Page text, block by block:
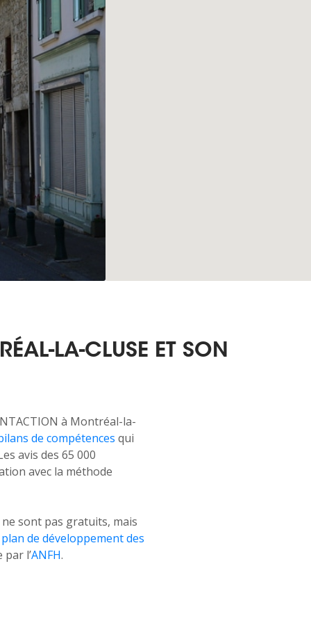
LA-CLUSE ET SON
à Montréal-la-
de compétences qui
avis des 65 000
avec la méthode
sont pas gratuits, mais
plan de développement des
l’ANFH.